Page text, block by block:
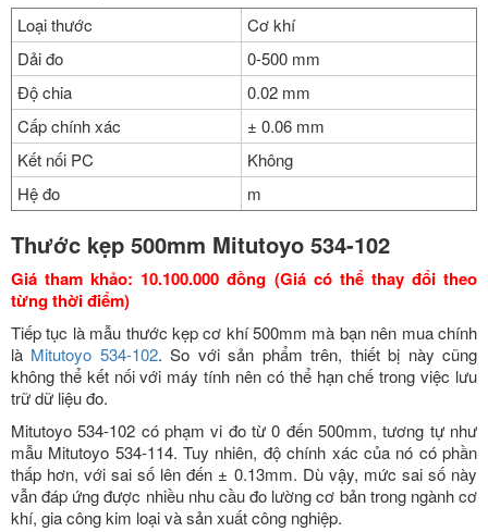
Loại thước
Cơ khí
Dải đo
0-500 mm
Độ chia
0.02 mm
Cấp chính xác
± 0.06 mm
Kết nối PC
Không
Hệ đo
m
Thước kẹp 500mm Mitutoyo 534-102
Giá tham khảo: 10.100.000 đồng (Giá có thể thay đổi theo
từng thời điểm)
Tiếp tục là mẫu thước kẹp cơ khí 500mm mà bạn nên mua chính
là Mitutoyo 534-102. So với sản phẩm trên, thiết bị này cũng
không thể kết nối với máy tính nên có thể hạn chế trong việc lưu
trữ dữ liệu đo.
Mitutoyo 534-102 có phạm vi đo từ 0 đến 500mm, tương tự như
mẫu Mitutoyo 534-114. Tuy nhiên, độ chính xác của nó có phần
thấp hơn, với sai số lên đến ± 0.13mm. Dù vậy, mức sai số này
vẫn đáp ứng được nhiều nhu cầu đo lường cơ bản trong ngành cơ
khí, gia công kim loại và sản xuất công nghiệp.